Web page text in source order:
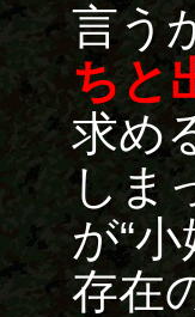
言う
ちと
求め
しま
が“
存在